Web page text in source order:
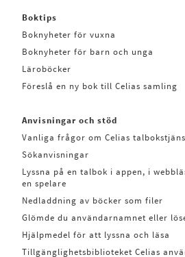
Boktips
Boknyheter för vuxna
Boknyheter för barn och unga
Läroböcker
Föreslå en ny bok till Celias samling
Anvisningar och stöd
Vanliga frågor om Celias
Sökanvisningar
Lyssna på en talbok i appen, i
en spelare
Nedladdning av böcker som filer
Glömde du användarnamnet eller
Hjälpmedel för att lyssna och läsa
Tillgänglighetsbiblioteket Celias